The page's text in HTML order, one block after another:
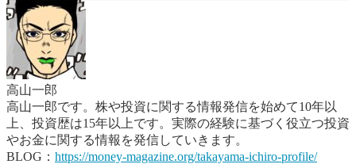
高山一郎
高山一郎です。株や投資に関する情報発信を始めて10年以
上、投資歴は15年以上です。実際の経験に基づく役立つ投資
やお金に関する情報を発信していきます。
BLOG： https://money-magazine.org/takayama-ichiro-profile/